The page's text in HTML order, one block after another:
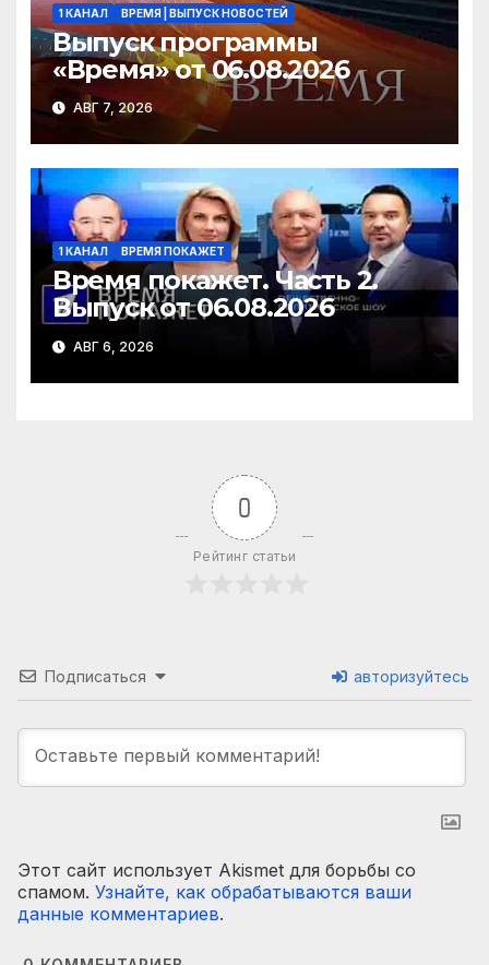
1 КАНАЛ ВРЕМЯ | ВЫПУСК НОВОСТЕЙ
Выпуск программы
«Время» от 06.08.2026
АВГ 7, 2026
1 КАНАЛ ВРЕМЯ ПОКАЖЕТ
Время покажет. Часть 2.
Выпуск от 06.08.2026
АВГ 6, 2026
0
Рейтинг статьи
Подписаться авторизуйтесь
Этот сайт использует Akismet для борьбы со
спамом. Узнайте, как обрабатываются ваши
данные комментариев.